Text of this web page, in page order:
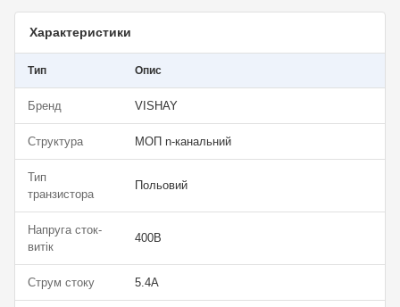
Характеристики
Тип Опис
Бренд VISHAY
Структура МОП n-канальний
Тип
транзистора
Польовий
Напруга сток-
витік
400В
Струм стоку 5.4А